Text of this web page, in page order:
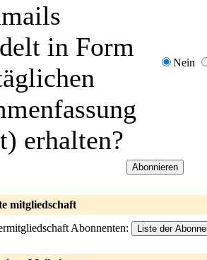
in Form
erhalten?
Nein
mitgliedschaft
Abonnenten: